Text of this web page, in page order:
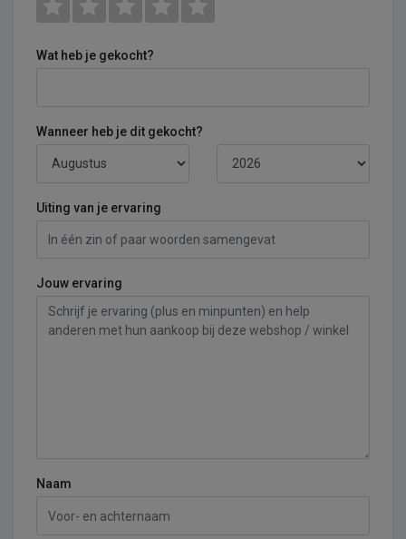
Wat heb je gekocht?
Wanneer heb je dit gekocht?
Uiting van je ervaring
Jouw ervaring
Naam